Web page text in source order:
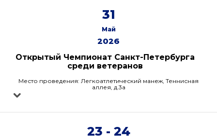
31
Май
2026
Открытый Чемпионат Санкт-Петербурга
среди ветеранов
Место проведения: Легкоатлетический манеж, Теннисная
аллея, д.3а
23 - 24